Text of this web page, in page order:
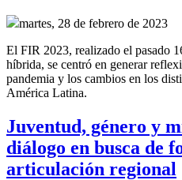
martes, 28 de febrero de 2023
El FIR 2023, realizado el pasado
híbrida, se centró en generar
pandemia y los cambios en los
América Latina.
Juventud, género y
diálogo en busca de
articulación regional